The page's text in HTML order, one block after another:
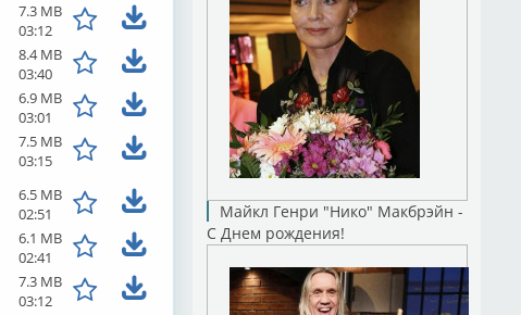
7.3 MB
03:12
8.4 MB
03:40
6.9 MB
03:01
7.5 MB
03:15
6.5 MB
02:51
6.1 MB
02:41
7.3 MB
03:12
Майкл Генри "Нико" Макбрэйн -
С Днем рождения!